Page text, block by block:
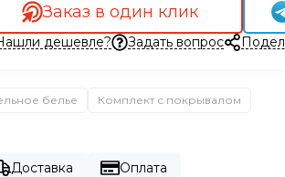
Заказ в один клик
дешевле? Задать вопрос
белье Комплект с покрывалом
Доставка Оплата